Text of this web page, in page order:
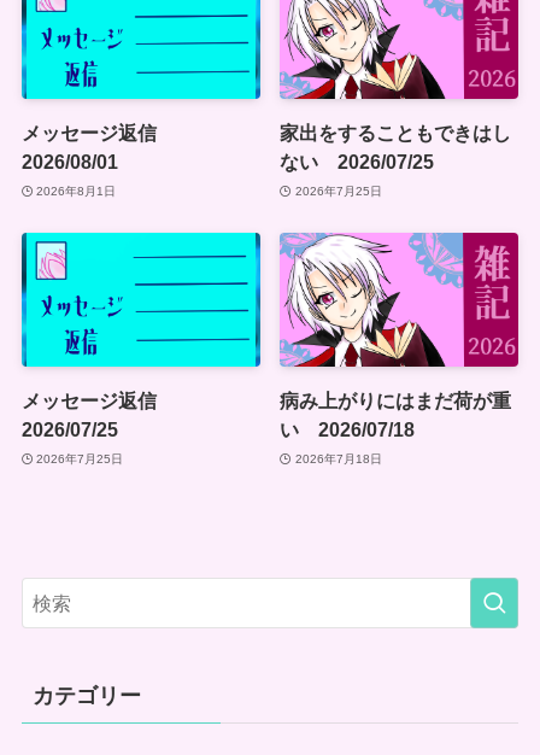
メッセージ返信
2026/08/01
2026年8月1日
家出をすることもできはし
ない 2026/07/25
2026年7月25日
メッセージ返信
2026/07/25
2026年7月25日
病み上がりにはまだ荷が重
い 2026/07/18
2026年7月18日
カテゴリー